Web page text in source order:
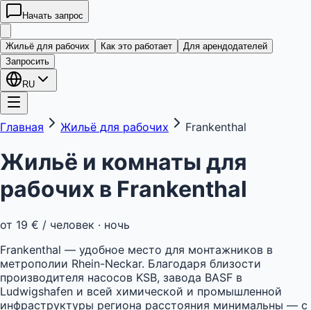
Начать запрос
kwatera24
Жильё для рабочих Как это работает
Для арендодателей
Запросить
RU
Главная Жильё для рабочих Frankenthal
Жильё и комнаты для
рабочих в Frankenthal
от 19 € / человек · ночь
Frankenthal — удобное место для монтажников в
метрополии Rhein-Neckar. Благодаря близости
производителя насосов KSB, завода BASF в
Ludwigshafen и всей химической и промышленной
инфраструктуры региона расстояния минимальны — с